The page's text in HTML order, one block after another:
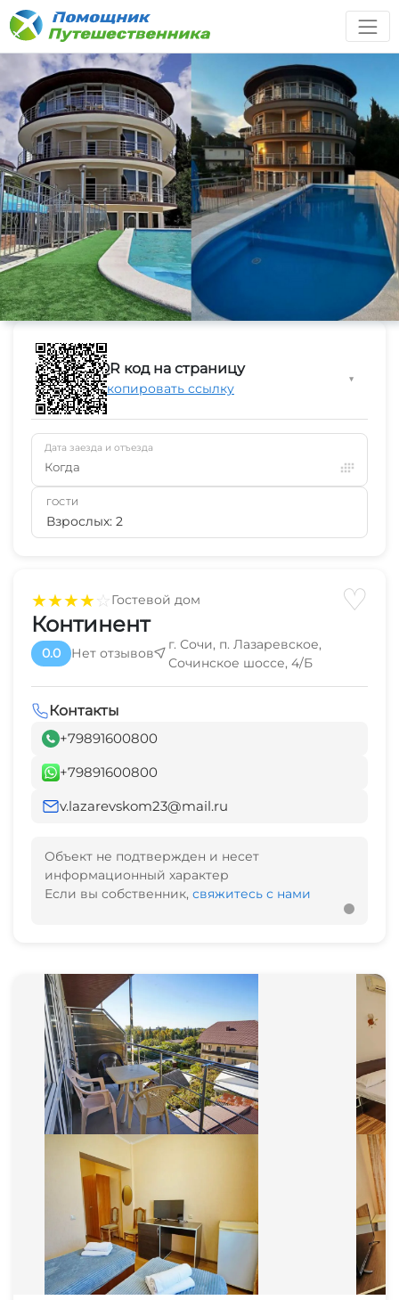
★★★★☆Гостевой дом ♡
Континент
0.0 Нет отзывов
г. Сочи, п. Лазаревское,
Сочинское шоссе, 4/Б
Контакты
+79891600800
+79891600800
v.lazarevskom23@mail.ru
Объект не подтвержден и несет
информационный характер
Если вы собственник, свяжитесь с нами
QR код на страницу
Скопировать ссылку
▼
Дата заезда и отъезда
Когда
ГОСТИ
Взрослых: 2